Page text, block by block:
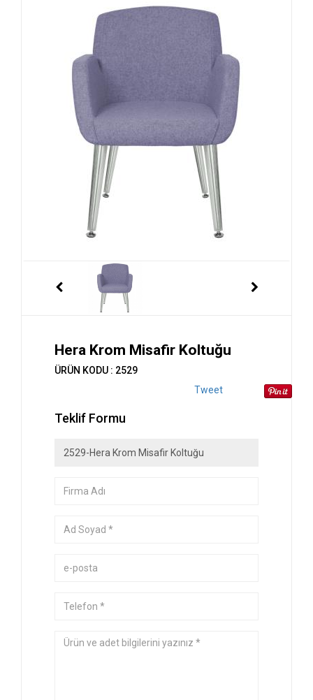
Hera Krom Misafir Koltuğu
ÜRÜN KODU : 2529
Tweet
Teklif Formu